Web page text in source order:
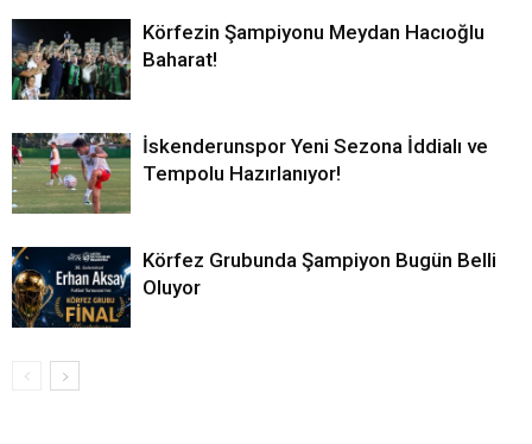
Körfezin Şampiyonu Meydan Hacıoğlu
Baharat!
İskenderunspor Yeni Sezona İddialı ve
Tempolu Hazırlanıyor!
Körfez Grubunda Şampiyon Bugün Belli
Oluyor